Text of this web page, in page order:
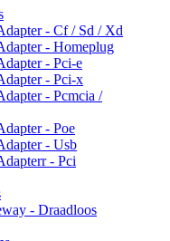
- Cf / Sd / Xd
- Homeplug
- Pci-e
- Pci-x
- Pcmcia /
- Poe
- Usb
- Pci
- Draadloos